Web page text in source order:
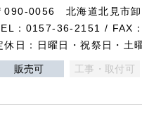
090-0056 北海道北見市
：0157-36-2151 / FAX
休日：日曜日・祝祭日・土
販売可 工事・取付可